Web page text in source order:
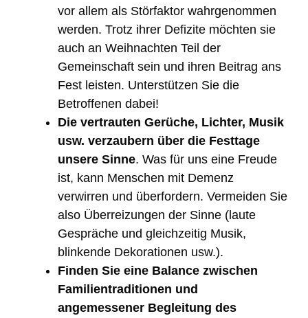
vor allem als Störfaktor wahrgenommen
werden. Trotz ihrer Defizite möchten sie
auch an Weihnachten Teil der
Gemeinschaft sein und ihren Beitrag ans
Fest leisten. Unterstützen Sie die
Betroffenen dabei!
Die vertrauten Gerüche, Lichter, Musik
usw. verzaubern über die Festtage
unsere Sinne. Was für uns eine Freude
ist, kann Menschen mit Demenz
verwirren und überfordern. Vermeiden Sie
also Überreizungen der Sinne (laute
Gespräche und gleichzeitig Musik,
blinkende Dekorationen usw.).
Finden Sie eine Balance zwischen
Familientraditionen und
angemessener Begleitung des